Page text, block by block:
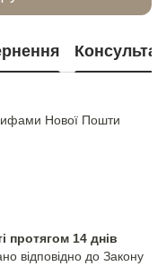
Нової Пошти
протягом 14 днів
відповідно до Закону